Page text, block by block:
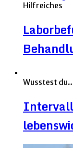
Hilfreiches
Wusstest